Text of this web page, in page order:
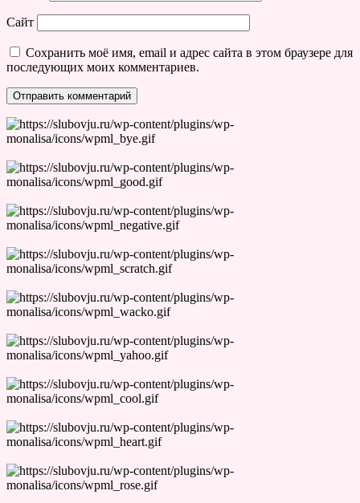
Сайт
Сохранить моё имя, email и адрес сайта в этом браузере для
последующих моих комментариев.